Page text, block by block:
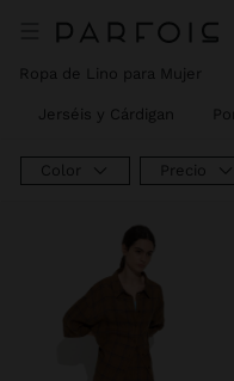
Ropa de Lino para Mujer
Jerséis y Cárdigan
Color Precio